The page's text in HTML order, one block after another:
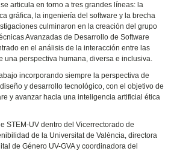
articula en torno a tres grandes líneas: la
gráfica, la ingeniería del software y la brecha
culminaron en la creación del grupo
Avanzadas de Desarrollo de Software
en el análisis de la interacción entre las
una perspectiva humana, diversa e inclusiva.
incorporando siempre la perspectiva de
y desarrollo tecnológico, con el objetivo de
y avanzar hacia una inteligencia artificial ética
STEM-UV dentro del Vicerrectorado de
de la Universitat de València, directora
de Género UV-GVA y coordinadora del